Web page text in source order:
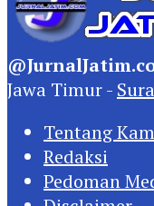
Jawa Timur -
Tentang
Redaksi
Pedoman